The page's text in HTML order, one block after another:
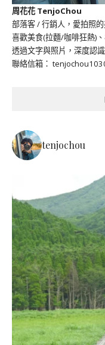
周花花 TenjoChou
部落客 / 行銷人，愛拍照
喜歡美食(拉麵/咖啡狂熱)
透過文字與照片，深度認
聯絡信箱：
tenjochou